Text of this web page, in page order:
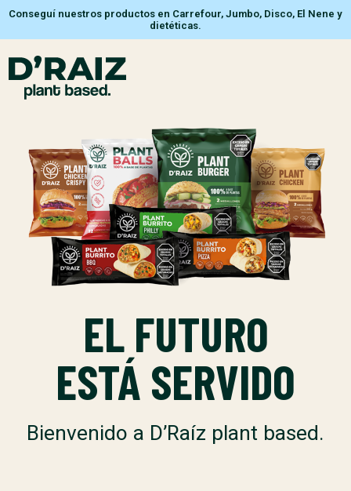
Conseguí nuestros productos en Carrefour, Jumbo, Disco, El Nene y
dietéticas.
EL FUTURO
ESTÁ SERVIDO
Bienvenido a D’Raíz plant based.